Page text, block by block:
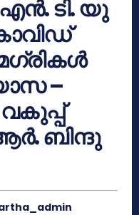
ടി. യു
–
ബിന്ദു